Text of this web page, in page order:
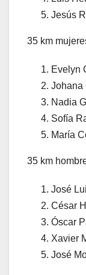
Jesús
35 km
Evelyn
Johana
Nadia
Sofía
María
35 km
José
César
Óscar
Xavier
José